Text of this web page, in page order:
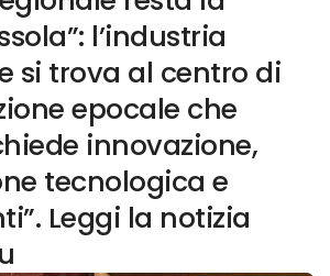
l’industria
si trova al centro di
epocale che
innovazione,
tecnologica e
Leggi la notizia